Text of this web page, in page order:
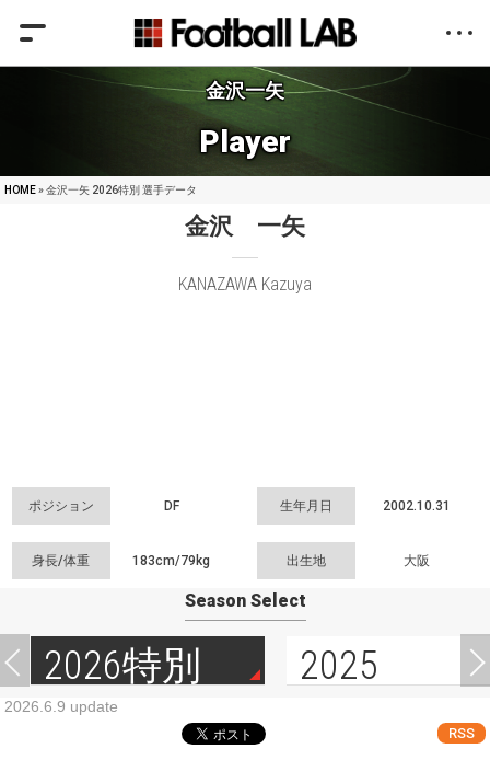
金沢一矢
Player
HOME» 金沢一矢 2026特別 選手データ
金沢 一矢
KANAZAWA Kazuya
ポジション DF 生年月日 2002.10.31
身長/体重 183cm/79kg 出生地 大阪
Season Select
2026特別 2025
2026.6.9 update
RSS